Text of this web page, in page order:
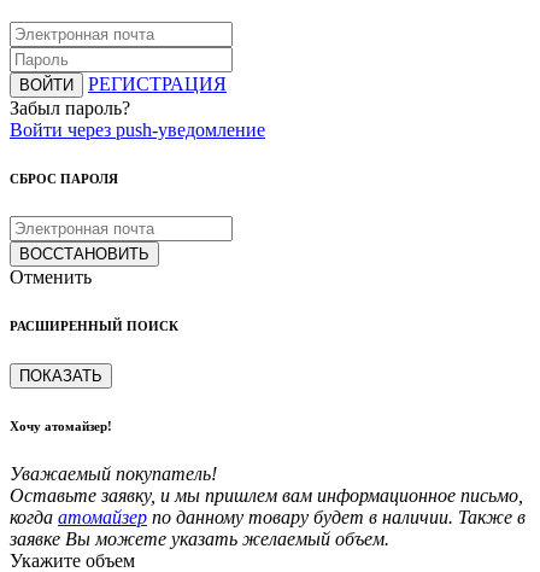
ВОЙТИ
РЕГИСТРАЦИЯ
Забыл пароль?
Войти через push-уведомление
СБРОС ПАРОЛЯ
ВОССТАНОВИТЬ
Отменить
РАСШИРЕННЫЙ ПОИСК
ПОКАЗАТЬ
Хочу атомайзер!
Уважаемый покупатель!
Оставьте заявку, и мы пришлем вам информационное письмо,
когда атомайзер по данному товару будет в наличии. Также в
заявке Вы можете указать желаемый объем.
Укажите объем